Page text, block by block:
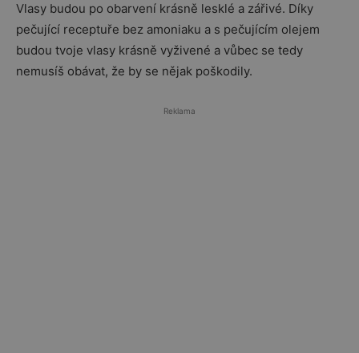
Vlasy budou po obarvení krásně lesklé a zářivé. Díky
pečující receptuře bez amoniaku a s pečujícím olejem
budou tvoje vlasy krásně vyživené a vůbec se tedy
nemusíš obávat, že by se nějak poškodily.
Reklama